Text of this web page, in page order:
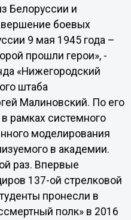
Белоруссии и
боевых
9 мая 1945 года –
прошли герои», -
«Нижегородский
штаба
Малиновский. По его
рамках системного
моделирования
в академии.
раз. Впервые
137-ой стрелковой
пронесли в
полк» в 2016